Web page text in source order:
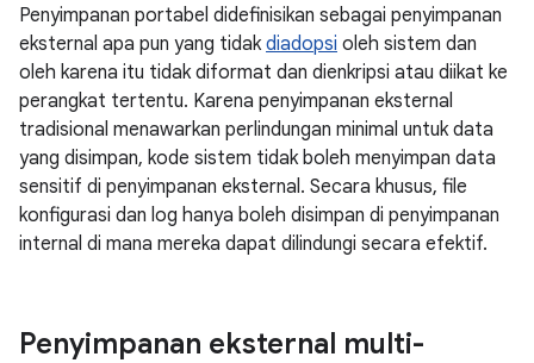
Penyimpanan portabel didefinisikan sebagai penyimpanan
eksternal apa pun yang tidak diadopsi oleh sistem dan
oleh karena itu tidak diformat dan dienkripsi atau diikat ke
perangkat tertentu. Karena penyimpanan eksternal
tradisional menawarkan perlindungan minimal untuk data
yang disimpan, kode sistem tidak boleh menyimpan data
sensitif di penyimpanan eksternal. Secara khusus, file
konfigurasi dan log hanya boleh disimpan di penyimpanan
internal di mana mereka dapat dilindungi secara efektif.
Penyimpanan eksternal multi-